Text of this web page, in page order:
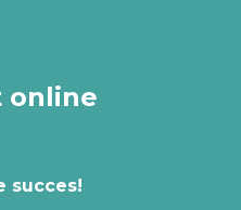
online
succes!